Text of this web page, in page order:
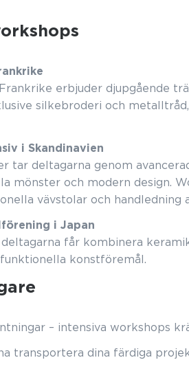
erbjuder djupgående
silkebroderi och
i Skandinavien
tar deltagarna genom
mönster och modern design.
vävstolar och handledning
i Japan
får kombinera
konstföremål.
– intensiva workshops
transportera dina färdiga